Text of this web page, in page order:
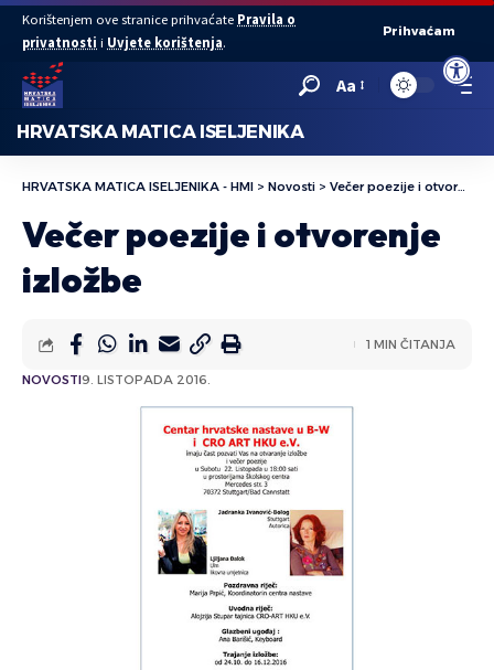
Open
Korištenjem ove stranice prihvaćate Pravila o
privatnosti i Uvjete korištenja.
Prihvaćam
Aa
HRVATSKA MATICA ISELJENIKA
HRVATSKA MATICA ISELJENIKA - HMI > Novosti > Večer poezije i otvorenje izložbe
Večer poezije i otvorenje
izložbe
NOVOSTI9. LISTOPADA 2016.
1 MIN ČITANJA